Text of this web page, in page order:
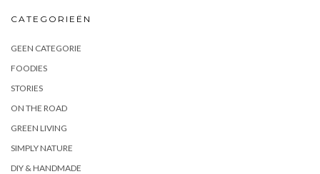
CATEGORIEËN
GEEN CATEGORIE
FOODIES
STORIES
ON THE ROAD
GREEN LIVING
SIMPLY NATURE
DIY & HANDMADE